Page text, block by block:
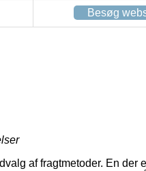
Besøg
af fragtmetoder. En der